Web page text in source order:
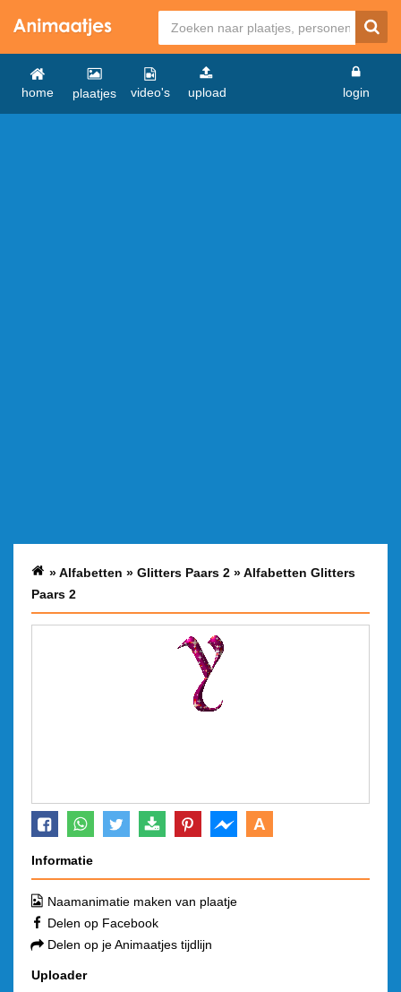
home plaatjes video's upload login
»Alfabetten » Glitters Paars 2 »Alfabetten Glitters
Paars 2
A
Informatie
Naamanimatie maken van plaatje
Delen op Facebook
Delen op je Animaatjes tijdlijn
Uploader